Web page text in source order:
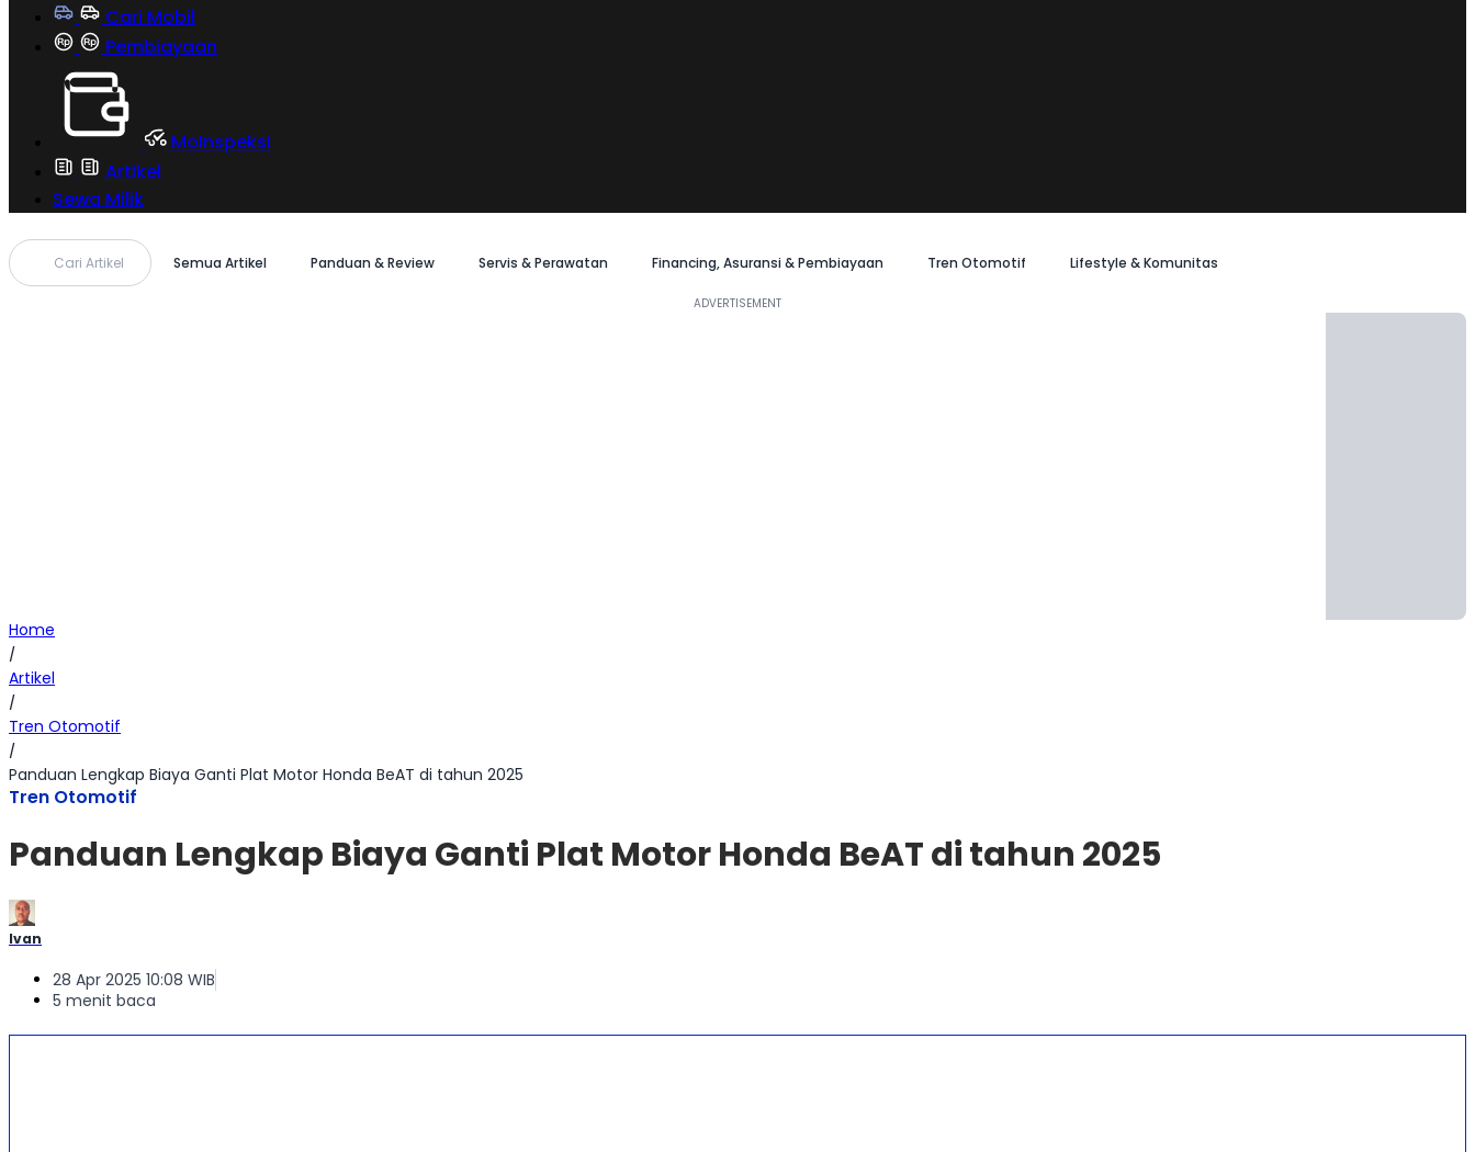
Cari Mobil
Pembiayaan
MoInspeksi
Artikel
Sewa Milik
Cari Artikel Semua Artikel Panduan & Review Servis & Perawatan Financing, Asuransi & Pembiayaan Tren Otomotif Lifestyle & Komunitas
Home
/
Artikel
/
Tren Otomotif
/
Panduan Lengkap Biaya Ganti Plat Motor Honda BeAT di tahun 2025
Tren Otomotif
Panduan Lengkap Biaya Ganti Plat Motor Honda BeAT di tahun 2025
Ivan
28 Apr 2025 10:08 WIB
5 menit baca